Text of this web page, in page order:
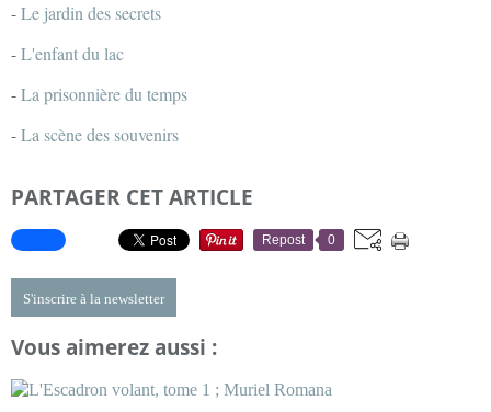
-Le jardin des secrets
-L'enfant du lac
-La prisonnière du temps
-La scène des souvenirs
PARTAGER CET ARTICLE
Repost 0
S'inscrire à la newsletter
Vous aimerez aussi :